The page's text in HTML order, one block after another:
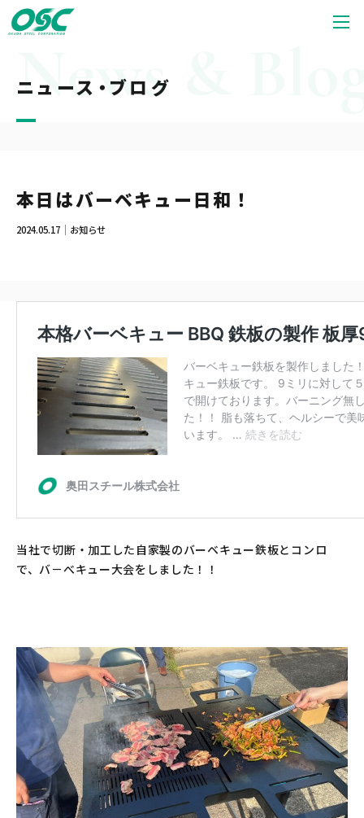
ニュース・ブログ
本日はバーベキュー日和！
2024.05.17 お知らせ
当社で切断・加工した自家製のバーベキュー鉄板とコンロ
で、バ－べキュー大会をしました！！